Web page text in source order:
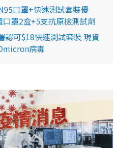
口罩+快速測試套裝優
罩2盒+5支抗原檢測試劑
認可$18快速測試套裝 現貨
病毒